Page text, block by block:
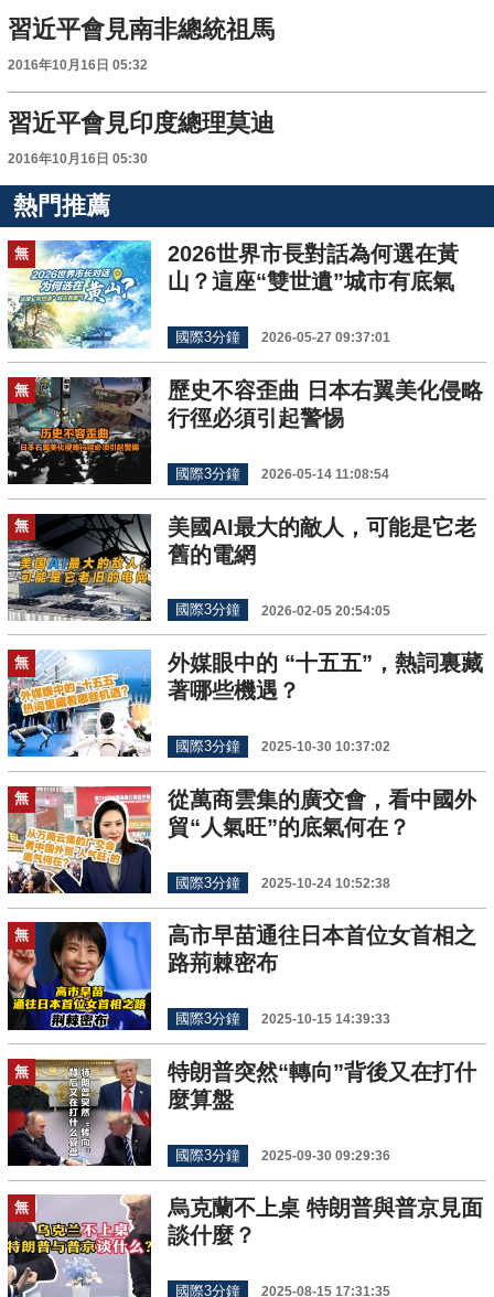
習近平會見南非總統祖馬
2016年10月16日 05:32
習近平會見印度總理莫迪
2016年10月16日 05:30
熱門推薦
無
2026世界市長對話為何選在黃
山？這座“雙世遺”城市有底氣
國際3分鐘 2026-05-27 09:37:01
無
歷史不容歪曲 日本右翼美化侵略
行徑必須引起警惕
國際3分鐘 2026-05-14 11:08:54
無
美國AI最大的敵人，可能是它老
舊的電網
國際3分鐘 2026-02-05 20:54:05
無
外媒眼中的 “十五五”，熱詞裏藏
著哪些機遇？
國際3分鐘 2025-10-30 10:37:02
無
從萬商雲集的廣交會，看中國外
貿“人氣旺”的底氣何在？
國際3分鐘 2025-10-24 10:52:38
無
高市早苗通往日本首位女首相之
路荊棘密布
國際3分鐘 2025-10-15 14:39:33
無
特朗普突然“轉向”背後又在打什
麼算盤
國際3分鐘 2025-09-30 09:29:36
無
烏克蘭不上桌 特朗普與普京見面
談什麼？
國際3分鐘 2025-08-15 17:31:35